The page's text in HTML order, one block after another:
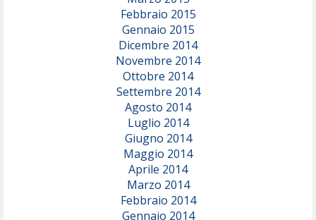
Febbraio 2015
Gennaio 2015
Dicembre 2014
Novembre 2014
Ottobre 2014
Settembre 2014
Agosto 2014
Luglio 2014
Giugno 2014
Maggio 2014
Aprile 2014
Marzo 2014
Febbraio 2014
Gennaio 2014